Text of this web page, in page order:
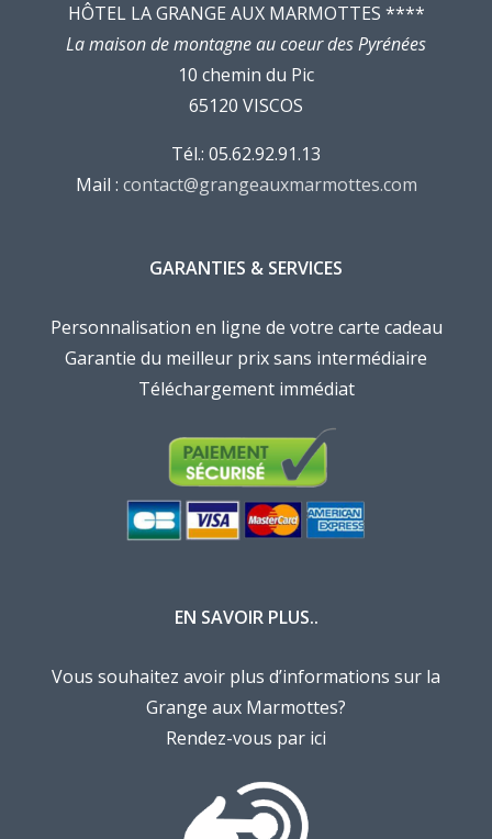
HÔTEL LA GRANGE AUX MARMOTTES ****
La maison de montagne au coeur des Pyrénées
10 chemin du Pic
65120 VISCOS
Tél.: 05.62.92.91.13
Mail : contact@grangeauxmarmottes.com
GARANTIES & SERVICES
Personnalisation en ligne de votre carte cadeau
Garantie du meilleur prix sans intermédiaire
Téléchargement immédiat
EN SAVOIR PLUS..
Vous souhaitez avoir plus d’informations sur la
Grange aux Marmottes?
Rendez-vous par ici